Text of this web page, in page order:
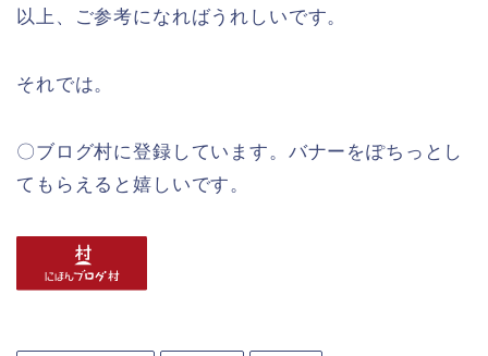
以上、ご参考になればうれしいです。
それでは。
〇ブログ村に登録しています。バナーをぽちっとし
てもらえると嬉しいです。